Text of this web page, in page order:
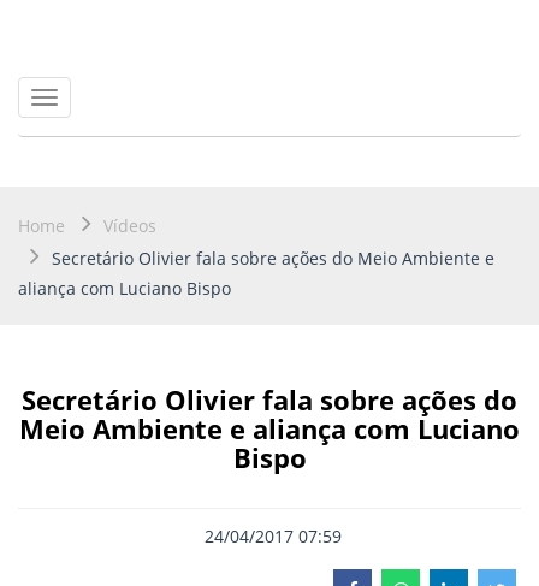
Toggle
navigation
Home
Vídeos
Secretário Olivier fala sobre ações do Meio Ambiente e
aliança com Luciano Bispo
Secretário Olivier fala sobre ações do
Meio Ambiente e aliança com Luciano
Bispo
24/04/2017 07:59